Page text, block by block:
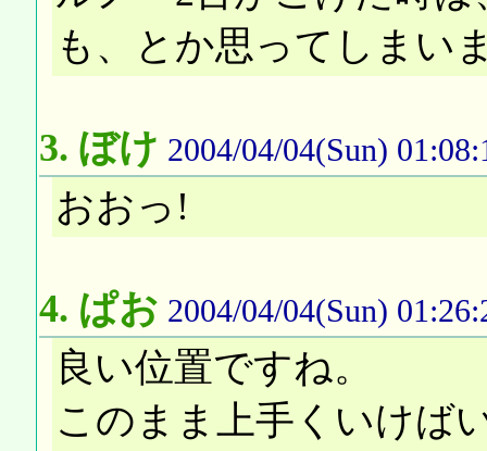
も、とか思ってしまい
3. ぼけ 2004/04/04(Sun)
おおっ!
4. ぱお 2004/04/04(Sun)
良い位置ですね。
このまま上手くいけば